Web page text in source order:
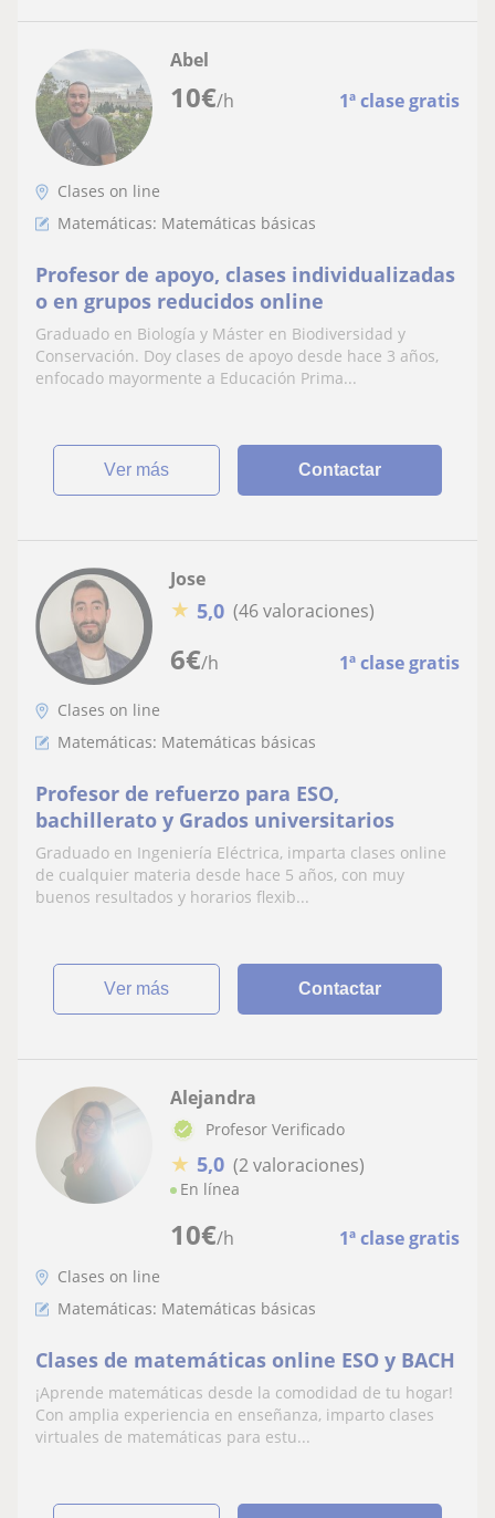
10€/h 1ª clase gratis
Abel
Clases on line
Matemáticas: Matemáticas básicas
Profesor de apoyo, clases individualizadas
o en grupos reducidos online
Graduado en Biología y Máster en Biodiversidad y
Conservación. Doy clases de apoyo desde hace 3 años,
enfocado mayormente a Educación Prima...
ver más Contactar
6€/h 1ª clase gratis
Jose
★ 5,0 (46 valoraciones)
Clases on line
Matemáticas: Matemáticas básicas
Profesor de refuerzo para ESO,
bachillerato y Grados universitarios
Graduado en Ingeniería Eléctrica, imparta clases online
de cualquier materia desde hace 5 años, con muy
buenos resultados y horarios flexib...
ver más Contactar
10€/h 1ª clase gratis
Alejandra
Profesor Verificado
★ 5,0 (2 valoraciones)
En línea
Clases on line
Matemáticas: Matemáticas básicas
Clases de matemáticas online ESO y BACH
¡Aprende matemáticas desde la comodidad de tu hogar!
Con amplia experiencia en enseñanza, imparto clases
virtuales de matemáticas para estu...